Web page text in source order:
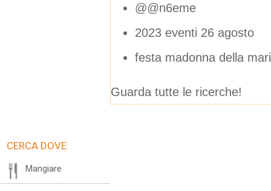
@@n6eme
2023 eventi 26 agosto
festa madonna della
Guarda tutte le ricerche!
CERCA DOVE:
Mangiare